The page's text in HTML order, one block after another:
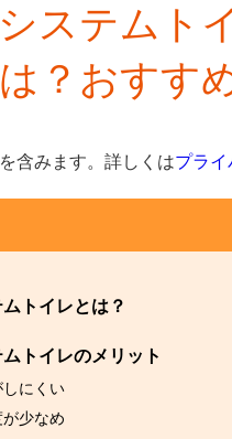
ステムト
は？おすす
含みます。 詳しくはプライ
トイレとは？
トイレのメリット
にくい
少なめ